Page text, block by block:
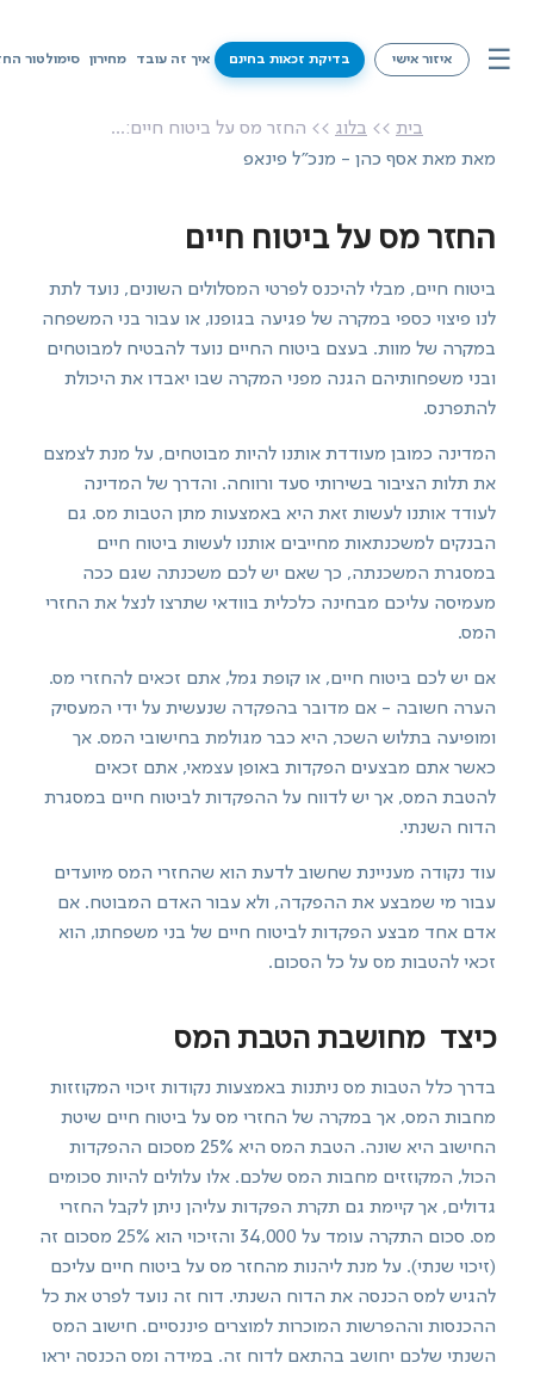
☰ איזור אישי בדיקת זכאות בחינם איך זה עובד מחירון סימולטור
מחירון
סימולטור החזרי מס
שירותים
מידע על זכאויות
בדיקת זכאות בחינם
בית >> בלוג >> החזר מס על ביטוח חיים:...
מאת מאת אסף כהן - מנכ"ל פינאפ
החזר מס על ביטוח חיים
ביטוח חיים, מבלי להיכנס לפרטי המסלולים השונים, נועד לתת
לנו פיצוי כספי במקרה של פגיעה בגופנו, או עבור בני המשפחה
במקרה של מוות. בעצם ביטוח החיים נועד להבטיח למבוטחים
ובני משפחותיהם הגנה מפני המקרה שבו יאבדו את היכולת
להתפרנס.
המדינה כמובן מעודדת אותנו להיות מבוטחים, על מנת לצמצם
את תלות הציבור בשירותי סעד ורווחה. והדרך של המדינה
לעודד אותנו לעשות זאת היא באמצעות מתן הטבות מס. גם
הבנקים למשכנתאות מחייבים אותנו לעשות ביטוח חיים
במסגרת המשכנתה, כך שאם יש לכם משכנתה שגם ככה
מעמיסה עליכם מבחינה כלכלית בוודאי שתרצו לנצל את החזרי
המס.
אם יש לכם ביטוח חיים, או קופת גמל, אתם זכאים להחזרי מס.
הערה חשובה - אם מדובר בהפקדה שנעשית על ידי המעסיק
ומופיעה בתלוש השכר, היא כבר מגולמת בחישובי המס. אך
כאשר אתם מבצעים הפקדות באופן עצמאי, אתם זכאים
להטבת המס, אך יש לדווח על ההפקדות לביטוח חיים במסגרת
הדוח השנתי.
עוד נקודה מעניינת שחשוב לדעת הוא שהחזרי המס מיועדים
עבור מי שמבצע את ההפקדה, ולא עבור האדם המבוטח. אם
אדם אחד מבצע הפקדות לביטוח חיים של בני משפחתו, הוא
זכאי להטבות מס על כל הסכום.
כיצד מחושבת הטבת המס
בדרך כלל הטבות מס ניתנות באמצעות נקודות זיכוי המקוזזות
מחבות המס, אך במקרה של החזרי מס על ביטוח חיים שיטת
החישוב היא שונה. הטבת המס היא 25% מסכום ההפקדות
הכול, המקוזזים מחבות המס שלכם. אלו עלולים להיות סכומים
גדולים, אך קיימת גם תקרת הפקדות עליהן ניתן לקבל החזרי
מס. סכום התקרה עומד על 34,000 והזיכוי הוא 25% מסכום זה
(זיכוי שנתי). על מנת ליהנות מהחזר מס על ביטוח חיים עליכם
להגיש למס הכנסה את הדוח השנתי. דוח זה נועד לפרט את כל
ההכנסות וההפרשות המוכרות למוצרים פיננסיים. חישוב המס
השנתי שלכם יחושב בהתאם לדוח זה. במידה ומס הכנסה יראו